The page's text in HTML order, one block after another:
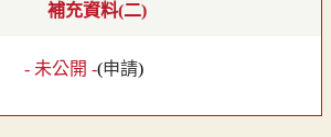
補充資料(二)
- 未公開 -(申請)